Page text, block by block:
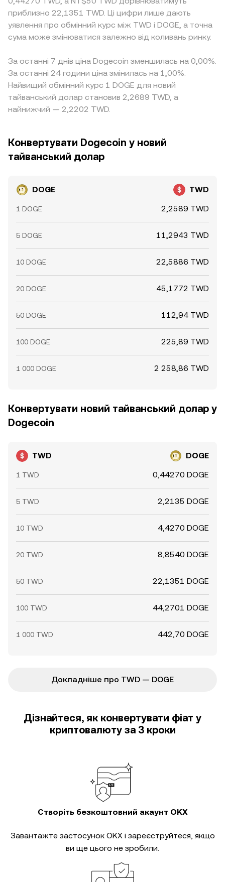
приблизно 22,1351 TWD. Ці цифри лише дають
уявлення про обмінний курс між TWD і DOGE, а точна
сума може змінюватися залежно від коливань ринку.
За останні 7 днів ціна Dogecoin зменшилась на 0,00%.
За останні 24 години ціна змінилась на 1,00%.
Найвищий обмінний курс 1 DOGE для новий
тайванський долар становив 2,2689 TWD, а
найнижчий — 2,2202 TWD.
Конвертувати Dogecoin у новий
тайванський долар
DOGE TWD
1 DOGE 2,2589 TWD
5 DOGE 11,2943 TWD
10 DOGE 22,5886 TWD
20 DOGE 45,1772 TWD
50 DOGE 112,94 TWD
100 DOGE 225,89 TWD
1 000 DOGE 2 258,86 TWD
Конвертувати новий тайванський долар у
Dogecoin
TWD DOGE
1 TWD 0,44270 DOGE
5 TWD 2,2135 DOGE
10 TWD 4,4270 DOGE
20 TWD 8,8540 DOGE
50 TWD 22,1351 DOGE
100 TWD 44,2701 DOGE
1 000 TWD 442,70 DOGE
Докладніше про TWD — DOGE
Дізнайтеся, як конвертувати фіат у
криптовалюту за 3 кроки
Створіть безкоштовний акаунт OKX
Завантажте застосунок OKX і зареєструйтеся, якщо
ви ще цього не зробили.